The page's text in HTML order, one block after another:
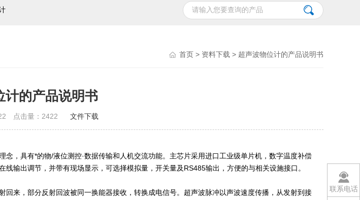
首页 > 资料下载 > 超声波物位计的产品说明书
计的产品说明书
点击量： 2422 文件下载
，具有*的物/液位测控·数据传输和人机交流功能。主芯片采用进口工业级单片机，数字温度补偿
输出调节，并带有现场显示，可选择模拟量，开关量及RS485输出，方便的与相关设施接口。
来，部分反射回波被同一换能器接收，转换成电信号。超声波脉冲以声波速度传播，从发射到接
联系电话